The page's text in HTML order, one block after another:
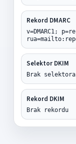
Rekord DMARC
v=DMARC1;
Selektor DKIM
Brak selektora
Rekord DKIM
Brak rekordu